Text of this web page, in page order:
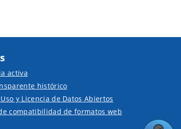
activa
histórico
y Licencia de Datos Abiertos
compatibilidad de formatos web